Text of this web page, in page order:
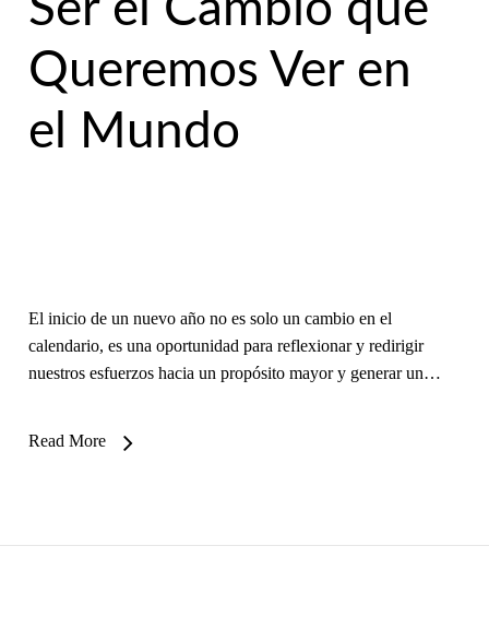
Queremos Ver en
el Mundo
El inicio de un nuevo año no es solo un cambio en el
calendario, es una oportunidad para reflexionar y redirigir
nuestros esfuerzos hacia un propósito mayor y generar un…
Read More